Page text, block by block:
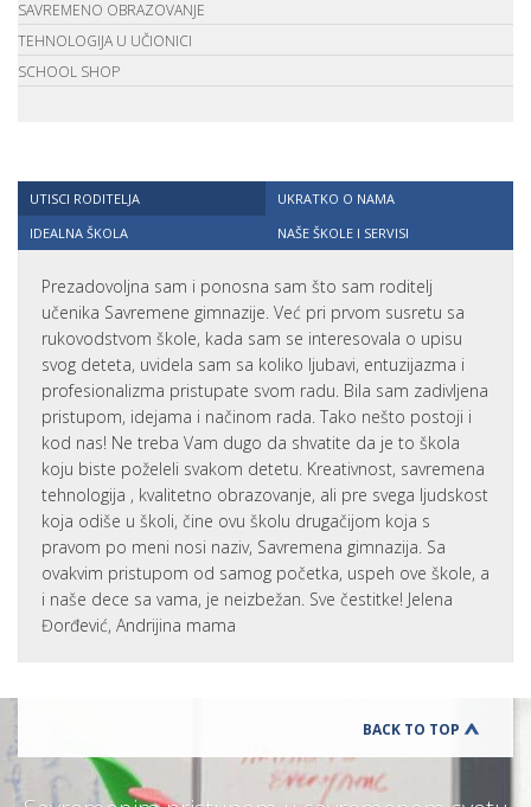
SAVREMENO OBRAZOVANJE
TEHNOLOGIJA U UČIONICI
SCHOOL SHOP
UTISCI RODITELJA
UKRATKO O NAMA
IDEALNA ŠKOLA
NAŠE ŠKOLE I SERVISI
Prezadovoljna sam i ponosna sam što sam roditelj
učenika Savremene gimnazije. Već pri prvom susretu sa
rukovodstvom škole, kada sam se interesovala o upisu
svog deteta, uvidela sam sa koliko ljubavi, entuzijazma i
profesionalizma pristupate svom radu. Bila sam zadivljena
pristupom, idejama i načinom rada. Tako nešto postoji i
kod nas! Ne treba Vam dugo da shvatite da je to škola
koju biste poželeli svakom detetu. Kreativnost, savremena
tehnologija , kvalitetno obrazovanje, ali pre svega ljudskost
koja odiše u školi, čine ovu školu drugačijom koja s
pravom po meni nosi naziv, Savremena gimnazija. Sa
ovakvim pristupom od samog početka, uspeh ove škole, a
i naše dece sa vama, je neizbežan. Sve čestitke! Jelena
Đorđević, Andrijina mama
BACK TO TOP